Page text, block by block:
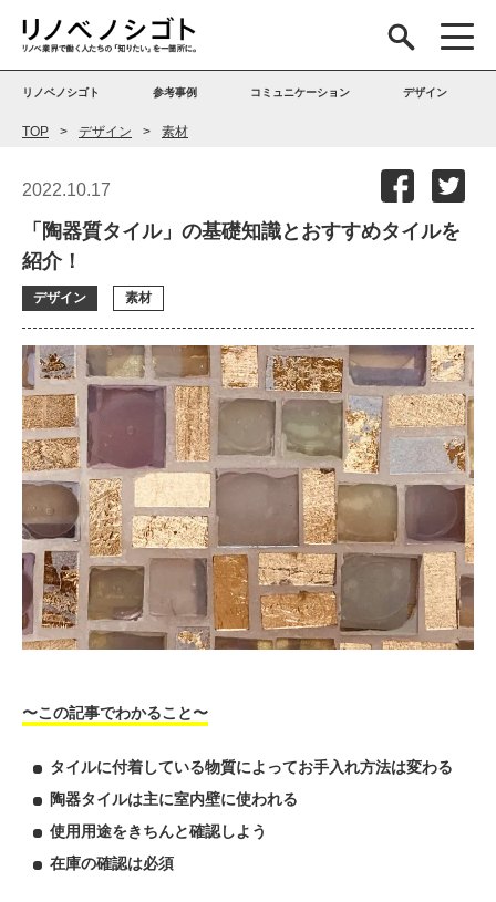
リノベノシゴト 参考事例 コミュニケーション デザイン
TOP デザイン 素材
2022.10.17
「陶器質タイル」の基礎知識とおすすめタイルを
紹介！
デザイン 素材
〜この記事でわかること〜
タイルに付着している物質によってお手入れ方法は変わる
陶器タイルは主に室内壁に使われる
使用用途をきちんと確認しよう
在庫の確認は必須